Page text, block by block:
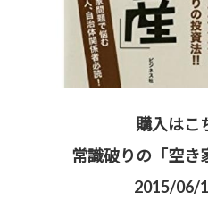
購入はこ
常識破りの「空き
2015/